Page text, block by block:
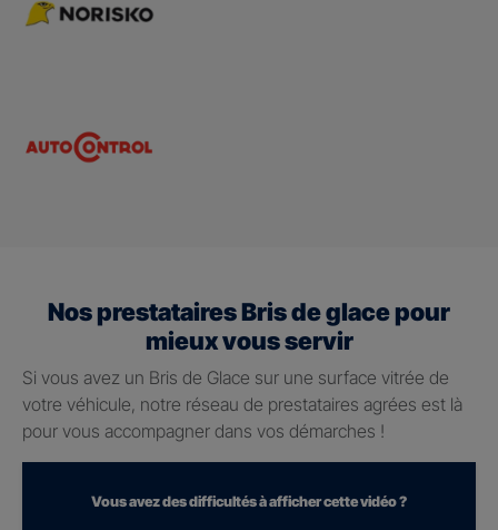
Nos prestataires Bris de glace pour
mieux vous servir
Si vous avez un Bris de Glace sur une surface vitrée de
votre véhicule, notre réseau de prestataires agrées est là
pour vous accompagner dans vos démarches !
Vous avez des difficultés à afficher cette vidéo ?